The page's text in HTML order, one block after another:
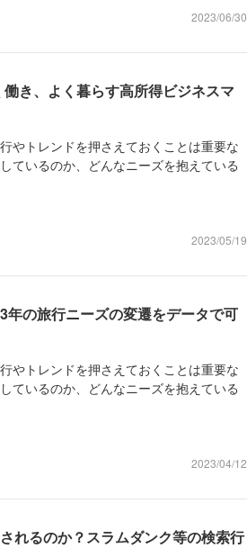
2023/06/30
き、よく暮らす高所得ビジネスマ
やトレンドを押さえておくことは重要な
ているのか、どんなニーズを抱えている
2023/05/19
の旅行ニーズの変遷をデータで可
やトレンドを押さえておくことは重要な
ているのか、どんなニーズを抱えている
2023/04/12
れるのか？スラムダンク等の検索行